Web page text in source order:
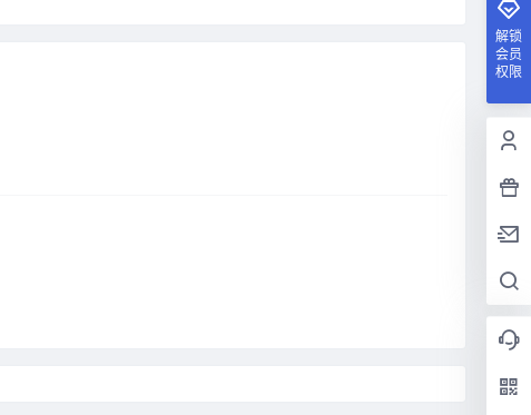
解锁
会员
权限